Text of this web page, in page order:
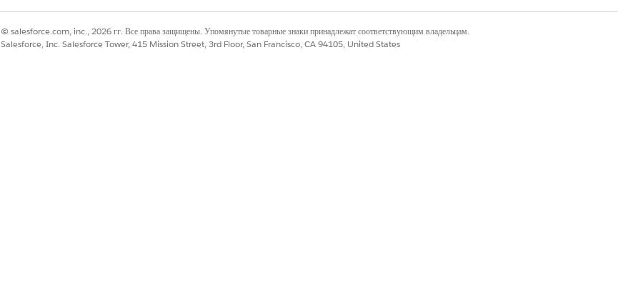
© salesforce.com, inc., 2026 гг. Все права защищены. Упомянутые товарные знаки принадлежат соответствующим владельцам.
Salesforce, Inc. Salesforce Tower, 415 Mission Street, 3rd Floor, San Francisco, CA 94105, United States